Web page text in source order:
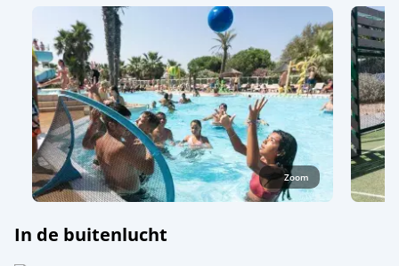
Bubbelbaden - Balneotherapiebanken
Zoom
In de buitenlucht